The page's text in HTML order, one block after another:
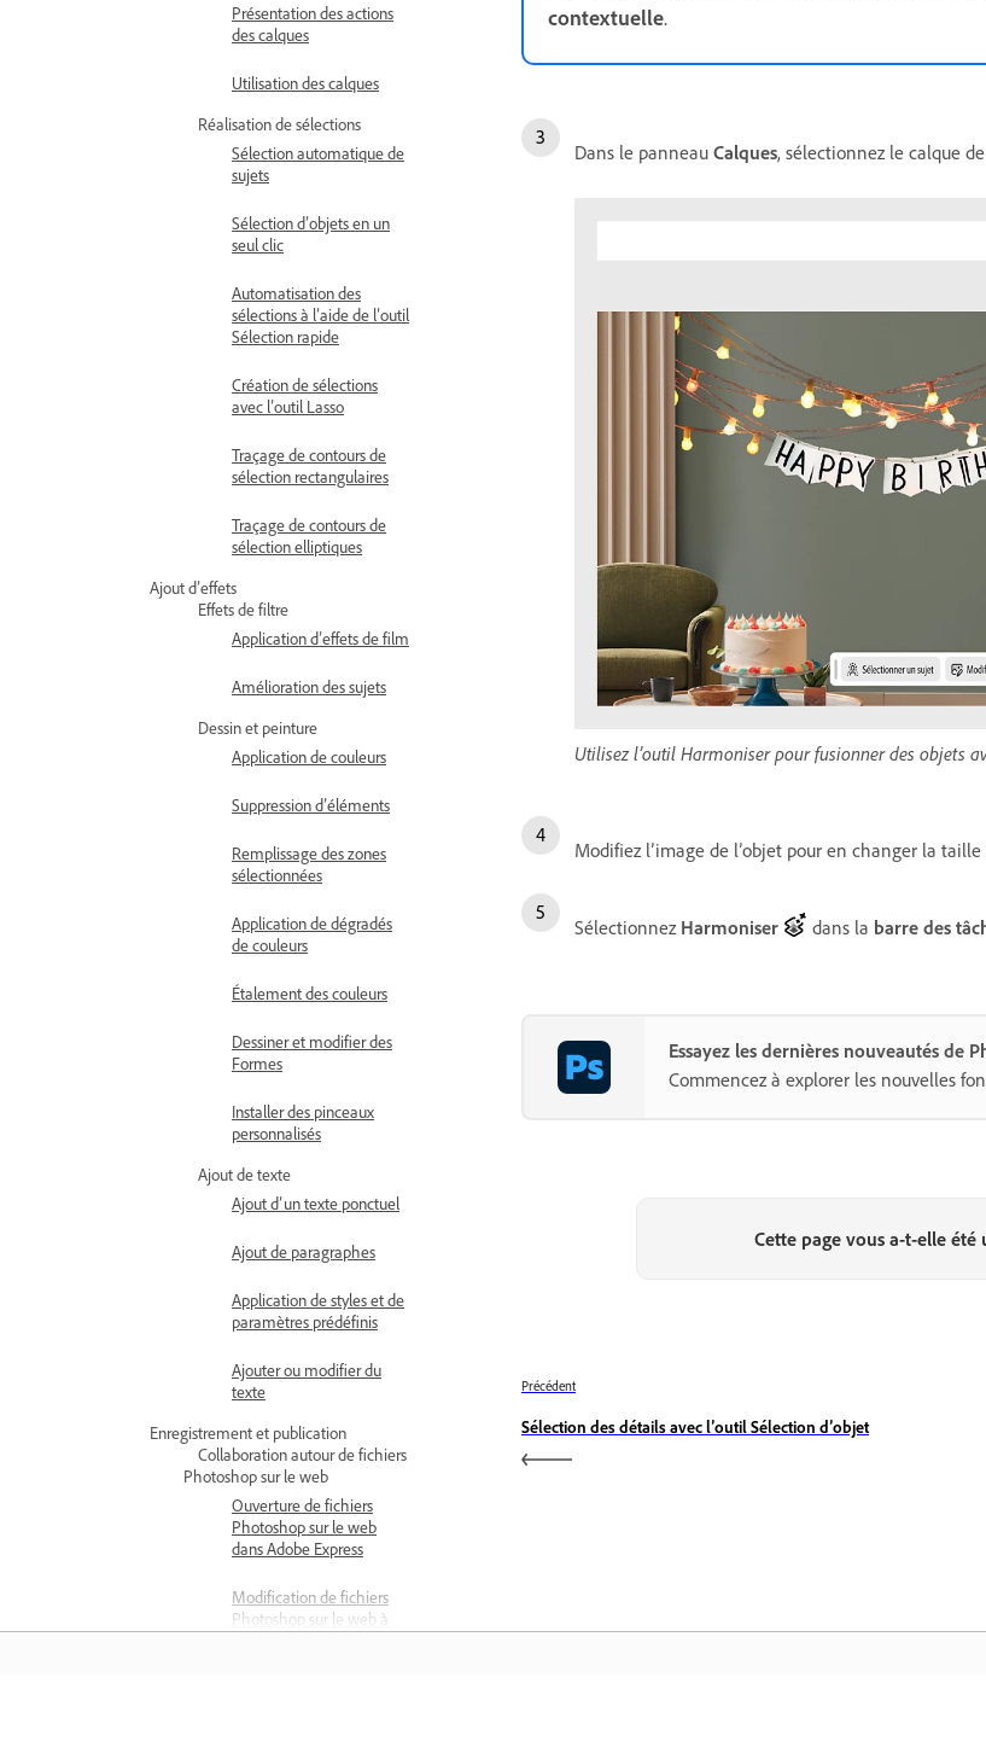
Présentation des actions
des calques
Utilisation des calques
Réalisation de sélections
Sélection automatique de
sujets
Sélection d’objets en un
seul clic
Automatisation des
sélections à l’aide de l’outil
Sélection rapide
Création de sélections
avec l’outil Lasso
Traçage de contours de
sélection rectangulaires
Traçage de contours de
sélection elliptiques
Ajout d’effets
Effets de filtre
Application d’effets de film
Amélioration des sujets
Dessin et peinture
Application de couleurs
Suppression d’éléments
Remplissage des zones
sélectionnées
Application de dégradés
de couleurs
Étalement des couleurs
Dessiner et modifier des
Formes
Installer des pinceaux
personnalisés
Ajout de texte
Ajout d’un texte ponctuel
Ajout de paragraphes
Application de styles et de
paramètres prédéfinis
Ajouter ou modifier du
texte
Enregistrement et publication
Collaboration autour de fichiers
Photoshop sur le web
Ouverture de fichiers
Photoshop sur le web
dans Adobe Express
Modification de fichiers
Photoshop sur le web à
contextuelle.
Dans le panneau Calques, sélectionnez le calque
Utilisez l’outil Harmoniser pour fusionner des objets
Modifiez l’image de l’objet pour en changer la
Sélectionnez Harmoniser dans la barre des
Essayez les dernières nouveautés de
Commencez à explorer les nouvelles
Cette page vous a-t-elle été
Précédent
Sélection des détails avec l’outil Sélection d’objet